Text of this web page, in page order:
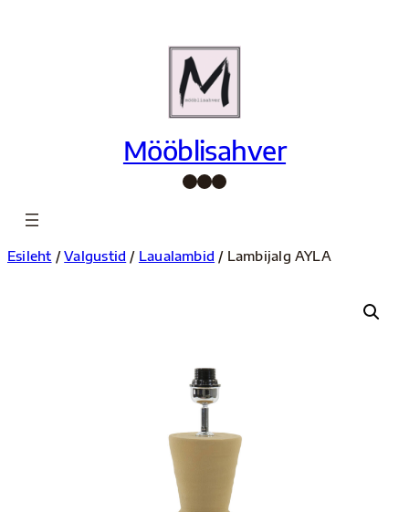
Mööblisahver
Facebook InstagramPinterest
Esileht /Valgustid / Laualambid / Lambijalg AYLA